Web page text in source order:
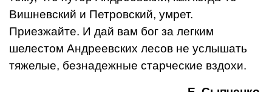
Вишневский и Петровский, умрет.
Приезжайте. И дай вам бог за легким
шелестом Андреевских лесов не услышать
тяжелые, безнадежные старческие вздохи.